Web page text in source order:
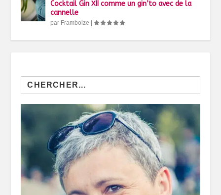
Cocktail Gin XII comme un gin’to avec de la
cannelle
par Framboize |
Search
for: